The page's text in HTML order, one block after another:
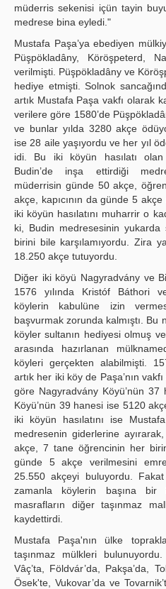
müderris sekenisi içün tayin
medrese bina eyledi."
Mustafa Paşa’ya ebediyen
Püşpökladâny, Köröşpeterd,
verilmişti. Püşpökladâny ve
hediye etmişti. Solnok
artık Mustafa Paşa vakfı olarak
verilere göre 1580’de
ve bunlar yılda 3280 akçe
ise 28 aile yaşıyordu ve her yıl
idi. Bu iki köyün hasılatı
Budin’de inşa ettirdiği
müderrisin günde 50 akçe,
akçe, kapıcının da günde 5
iki köyün hasılatını muharrir o
ki, Budin medresesinin yukarda
birini bile karşılamıyordu. Zira
18.250 akçe tutuyordu.
Diğer iki köyü Nagyradvány ve
1576 yılında Kristóf Báthori
köylerin kabulüne izin
başvurmak zorunda kalmıştı.
köyler sultanın hediyesi olmuş
arasında hazırlanan
köyleri gerçekten alabilmişti.
artık her iki köy de Paşa’nın
göre Nagyradvány Köyü’nün
Köyü’nün 39 hanesi ise 5120
iki köyün hasılatını ise
medresenin giderlerine
akçe, 7 tane öğrencinin her
günde 5 akçe verilmesini
25.550 akçeyi buluyordu.
zamanla köylerin başına
masrafların diğer taşınmaz
kaydettirdi.
Mustafa Paşa'nın ülke
taşınmaz mülkleri
Vâç’ta, Földvár’da, Pakşa’da,
Ösek'te, Vukovar’da ve